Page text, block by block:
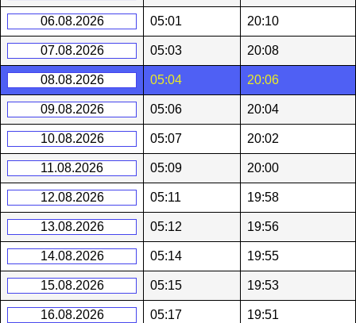
06.08.2026 05:01 20:10
07.08.2026 05:03 20:08
08.08.2026 05:04 20:06
09.08.2026 05:06 20:04
10.08.2026 05:07 20:02
11.08.2026 05:09 20:00
12.08.2026 05:11 19:58
13.08.2026 05:12 19:56
14.08.2026 05:14 19:55
15.08.2026 05:15 19:53
16.08.2026 05:17 19:51